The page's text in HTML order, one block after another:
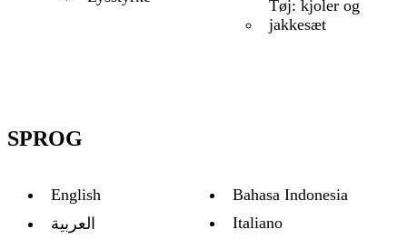
Tøj: kjoler og
jakkesæt
SPROG
English
العربية
Bahasa Indonesia
Italiano